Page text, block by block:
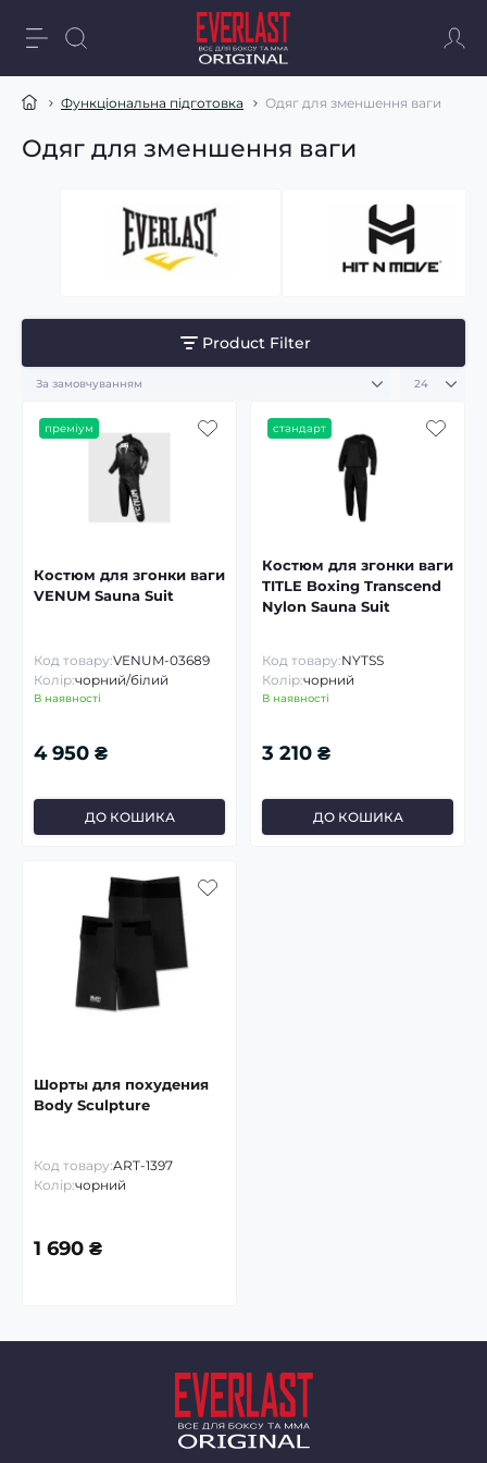
Функціональна підготовка Одяг для зменшення ваги
Одяг для зменшення ваги
Product Filter
преміум
Костюм для згонки ваги
VENUM Sauna Suit
Код товару:VENUM-03689
Колір:чорний/білий
В наявності
4 950 ₴
ДО КОШИКА
стандарт
Костюм для згонки ваги
TITLE Boxing Transcend
Nylon Sauna Suit
Код товару:NYTSS
Колір:чорний
В наявності
3 210 ₴
ДО КОШИКА
Шорты для похудения
Body Sculpture
Код товару:ART-1397
Колір:чорний
1 690 ₴